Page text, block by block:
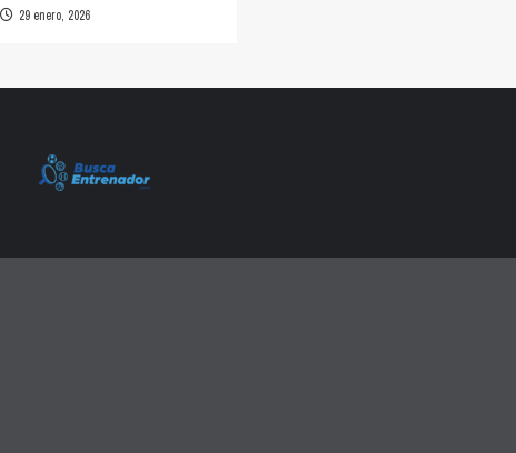
29 enero, 2026